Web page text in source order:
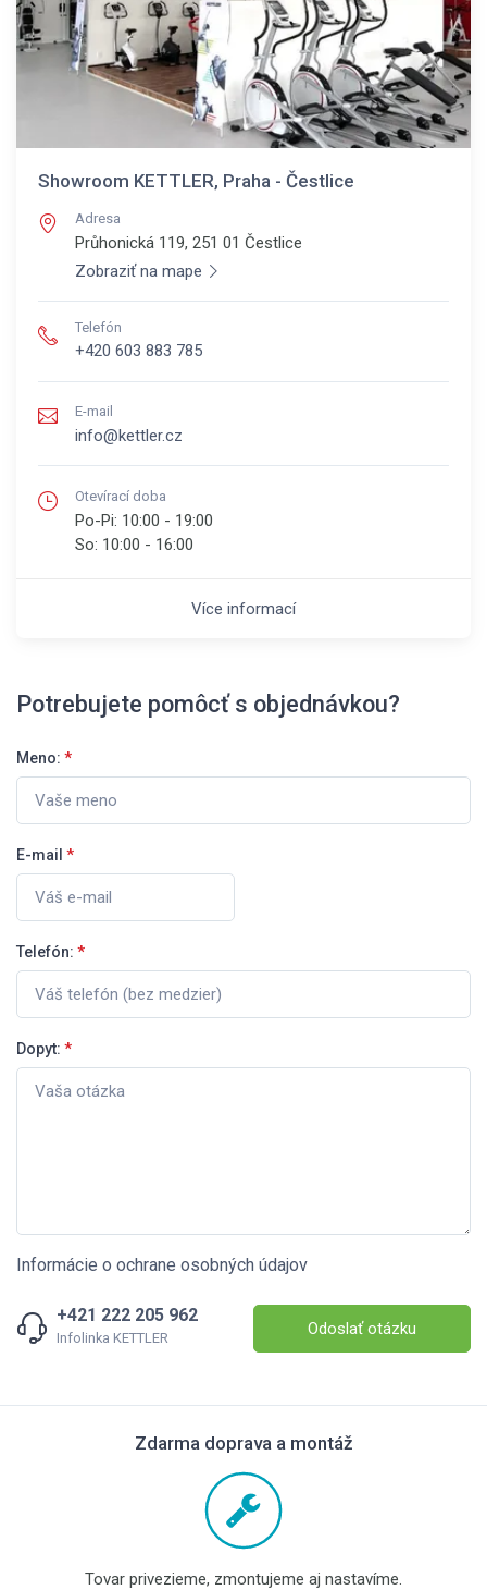
Showroom KETTLER, Praha - Čestlice
Adresa
Průhonická 119, 251 01 Čestlice
Zobraziť na mape
Telefón
+420 603 883 785
E-mail
info@kettler.cz
Otevírací doba
Po-Pi: 10:00 - 19:00
So: 10:00 - 16:00
Více informací
Potrebujete pomôcť s objednávkou?
Meno: *
E-mail *
Telefón: *
Dopyt: *
Informácie o ochrane osobných údajov
+421 222 205 962
Infolinka KETTLER Odoslať otázku
Zdarma doprava a montáž
Tovar privezieme, zmontujeme aj nastavíme.